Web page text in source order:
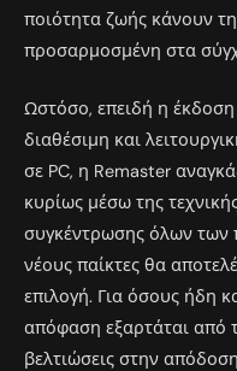
ποιότητα ζωής κάνουν
προσαρμοσμένη στα
Ωστόσο, επειδή η
διαθέσιμη και
σε PC, η Remaster
κυρίως μέσω της
συγκέντρωσης όλων των
νέους παίκτες θα
επιλογή. Για όσους ήδη
απόφαση εξαρτάται από
βελτιώσεις στην